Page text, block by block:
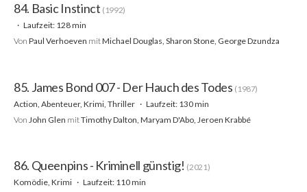
84. Basic Instinct (1992)
Laufzeit: 128 min
Von Paul Verhoeven mitMichael Douglas, Sharon Stone, George Dzundza
85. James Bond 007 - Der Hauch des Todes (1987)
Action, Abenteuer, Krimi, Thriller
Laufzeit: 130 min
Von John Glen mitTimothy Dalton, Maryam D'Abo, Jeroen Krabbé
86. Queenpins - Kriminell günstig! (2021)
Komödie, Krimi
Laufzeit: 110 min